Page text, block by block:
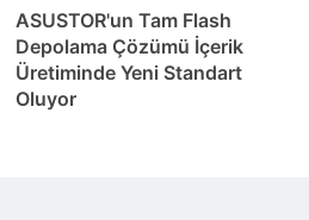
ASUSTOR'un Tam Flash
Depolama Çözümü İçerik
Üretiminde Yeni Standart
Oluyor